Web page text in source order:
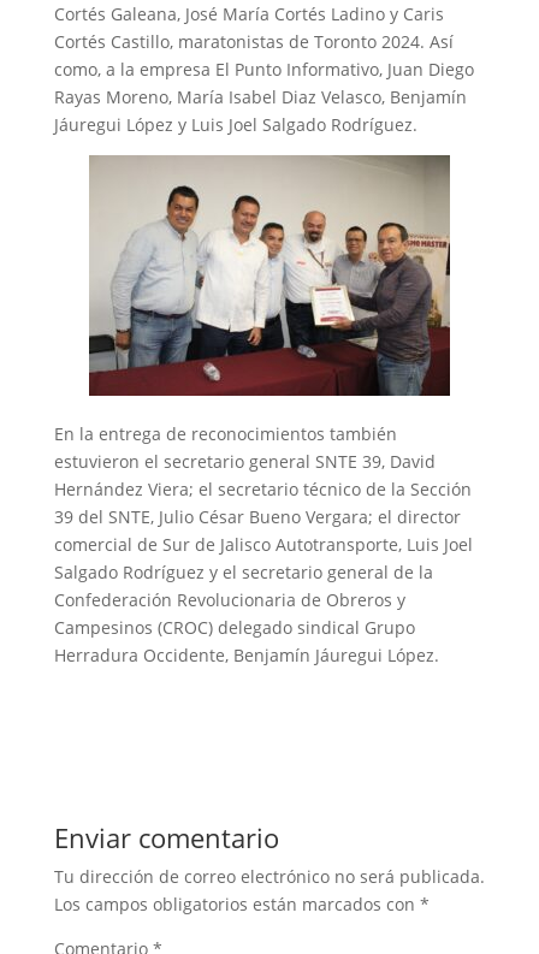
Cortés Galeana, José María Cortés Ladino y Caris
Cortés Castillo, maratonistas de Toronto 2024. Así
como, a la empresa El Punto Informativo, Juan Diego
Rayas Moreno, María Isabel Diaz Velasco, Benjamín
Jáuregui López y Luis Joel Salgado Rodríguez.
En la entrega de reconocimientos también
estuvieron el secretario general SNTE 39, David
Hernández Viera; el secretario técnico de la Sección
39 del SNTE, Julio César Bueno Vergara; el director
comercial de Sur de Jalisco Autotransporte, Luis Joel
Salgado Rodríguez y el secretario general de la
Confederación Revolucionaria de Obreros y
Campesinos (CROC) delegado sindical Grupo
Herradura Occidente, Benjamín Jáuregui López.
Enviar comentario
Tu dirección de correo electrónico no será publicada.
Los campos obligatorios están marcados con *
Comentario *